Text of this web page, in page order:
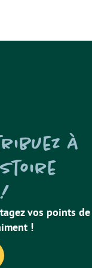
à
vos points
!